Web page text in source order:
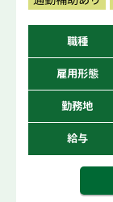
職種
雇用形態
勤務地
給与